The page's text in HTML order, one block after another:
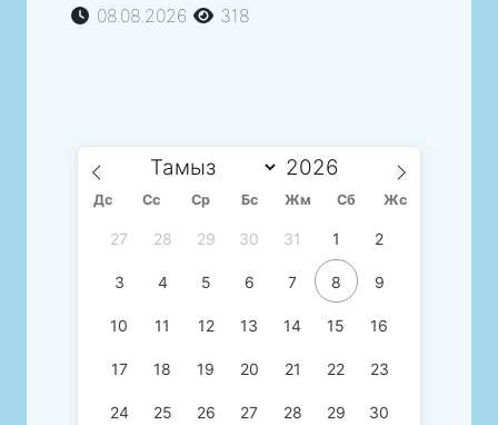
08.08.2026
318
Дс Сc Ср Бс Жм Сб Жс
27 28 29 30 31 1 2
3 4 5 6 7 8 9
10 11 12 13 14 15 16
17 18 19 20 21 22 23
24 25 26 27 28 29 30